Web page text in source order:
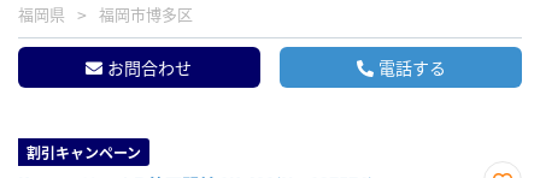
福岡県 福岡市博多区
お問合わせ 電話する
割引キャンペーン